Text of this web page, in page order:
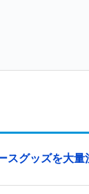
スグッズを大